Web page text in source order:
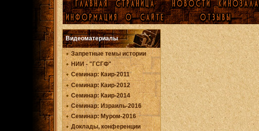
Видеоматериалы
Запретные темы истории
НИИ - "ГСГФ"
Семинар: Каир-2011
Семинар: Каир-2012
Семинар: Каир-2014
Семинар: Израиль-2016
Семинар: Муром-2016
Доклады, конференции